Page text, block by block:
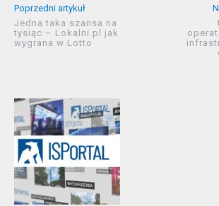
Poprzedni artykuł
Jedna taka szansa na
tysiąc – Lokalni.pl jak
wygrana w Lotto